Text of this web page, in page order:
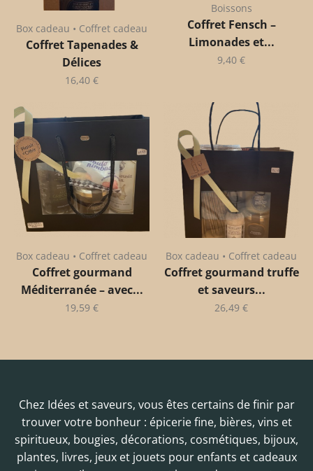
Box cadeau • Coffret cadeau
Coffret Tapenades &
Délices
16,40 €
Boissons
Coffret Fensch –
Limonades et...
9,40 €
Box cadeau • Coffret cadeau
Coffret gourmand
Méditerranée – avec...
19,59 €
Box cadeau • Coffret cadeau
Coffret gourmand truffe
et saveurs...
26,49 €
Chez Idées et saveurs, vous êtes certains de finir par
trouver votre bonheur : épicerie fine, bières, vins et
spiritueux, bougies, décorations, cosmétiques, bijoux,
plantes, livres, jeux et jouets pour enfants et cadeaux